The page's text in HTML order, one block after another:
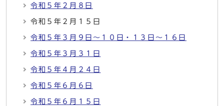
令和５年２月８日
令和５年２月１５日
令和５年３月９日～１０日・１３日～１６日
令和５年３月３１日
令和５年４月２４日
令和５年６月６日
令和５年６月１５日